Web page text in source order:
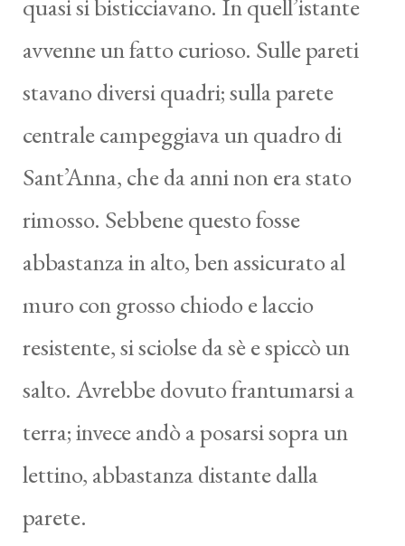
quasi si bisticciavano. In quell’istante
avvenne un fatto curioso. Sulle pareti
stavano diversi quadri; sulla parete
centrale campeggiava un quadro di
Sant’Anna, che da anni non era stato
rimosso. Sebbene questo fosse
abbastanza in alto, ben assicurato al
muro con grosso chiodo e laccio
resistente, si sciolse da sè e spiccò un
salto. Avrebbe dovuto frantumarsi a
terra; invece andò a posarsi sopra un
lettino, abbastanza distante dalla
parete.